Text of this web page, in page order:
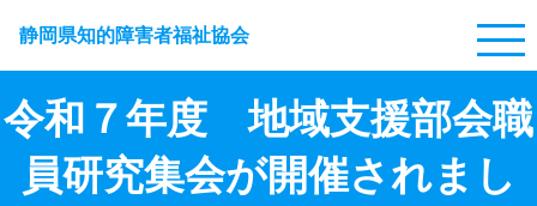
静岡県知的障害者福祉協会
令和７年度 地域支援部会職
員研究集会が開催されまし